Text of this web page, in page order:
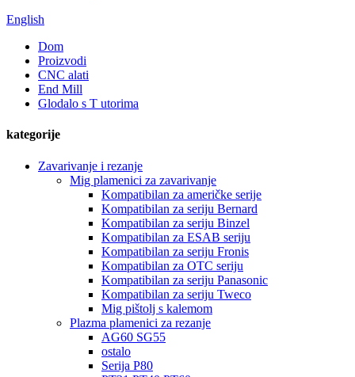
English
Dom
Proizvodi
CNC alati
End Mill
Glodalo s T utorima
kategorije
Zavarivanje i rezanje
Mig plamenici za zavarivanje
Kompatibilan za američke serije
Kompatibilan za seriju Bernard
Kompatibilan za seriju Binzel
Kompatibilan za ESAB seriju
Kompatibilan za seriju Fronis
Kompatibilan za OTC seriju
Kompatibilan za seriju Panasonic
Kompatibilan za seriju Tweco
Mig pištolj s kalemom
Plazma plamenici za rezanje
AG60 SG55
ostalo
Serija P80